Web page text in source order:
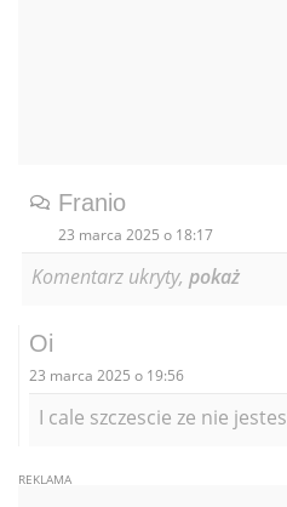
Franio
23 marca 2025 o 18:17
Komentarz ukryty, pokaż
Oi
23 marca 2025 o 19:56
I cale szczescie ze nie jestes